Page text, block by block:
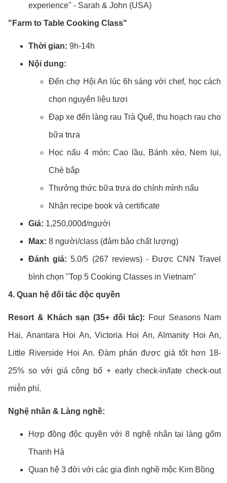
experience" - Sarah & John (USA)
"Farm to Table Cooking Class"
Thời gian: 9h-14h
Nội dung:
Đến chợ Hội An lúc 6h sáng với chef, học cách
chọn nguyên liệu tươi
Đạp xe đến làng rau Trà Quế, thu hoạch rau cho
bữa trưa
Học nấu 4 món: Cao lầu, Bánh xèo, Nem lụi,
Chè bắp
Thưởng thức bữa trưa do chính mình nấu
Nhận recipe book và certificate
Giá: 1,250,000đ/người
Max: 8 người/class (đảm bảo chất lượng)
Đánh giá: 5.0/5 (267 reviews) - Được CNN Travel
bình chọn "Top 5 Cooking Classes in Vietnam"
4. Quan hệ đối tác độc quyền
Resort & Khách sạn (35+ đối tác): Four Seasons Nam
Hai, Anantara Hoi An, Victoria Hoi An, Almanity Hoi An,
Little Riverside Hoi An. Đàm phán được giá tốt hơn 18-
25% so với giá công bố + early check-in/late check-out
miễn phí.
Nghệ nhân & Làng nghề:
Hợp đồng độc quyền với 8 nghệ nhân tại làng gốm
Thanh Hà
Quan hệ 3 đời với các gia đình nghề mộc Kim Bồng